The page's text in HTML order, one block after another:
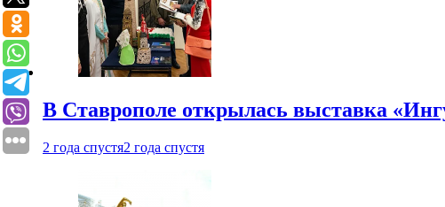
В Ставрополе открылась выставка
2 года спустя2 года спустя